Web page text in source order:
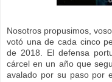
Nosotros propusimos,
votó una de cada cinco
de 2018. El defensa
cárcel en un año que
avalado por su paso por